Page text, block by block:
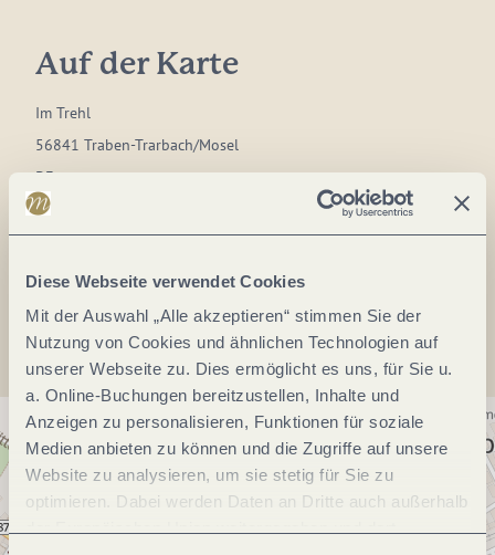
Diese Webseite verwendet Cookies
Mit der Auswahl „Alle akzeptieren“ stimmen Sie der
Nutzung von Cookies und ähnlichen Technologien auf
unserer Webseite zu. Dies ermöglicht es uns, für Sie u.
a. Online-Buchungen bereitzustellen, Inhalte und
Anzeigen zu personalisieren, Funktionen für soziale
Medien anbieten zu können und die Zugriffe auf unsere
Website zu analysieren, um sie stetig für Sie zu
optimieren. Dabei werden Daten an Dritte auch außerhalb
Auf der Karte
Im Trehl
56841 Traben-Trarbach/Mosel
DE
Anreise planen